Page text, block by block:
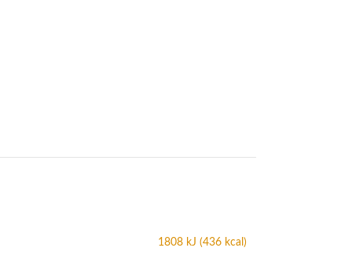
1808 kJ (436 kcal)